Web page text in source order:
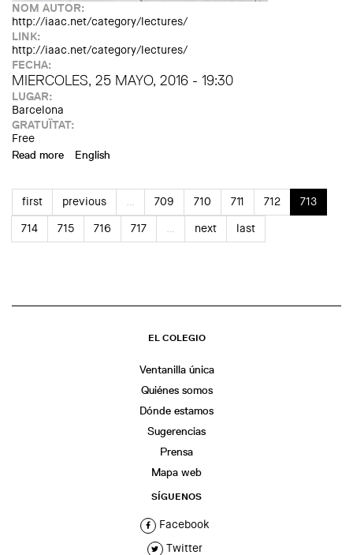
NOM AUTOR:
http://iaac.net/category/lectures/
LINK:
http://iaac.net/category/lectures/
FECHA:
MIERCOLES, 25 MAYO, 2016 - 19:30
LUGAR:
Barcelona
GRATUÏTAT:
Free
Read more about Conferència de Carmelo Zappulla. "External
English
first previous … 709 710 711 712
713
714
715 716 717 … next last
EL COLEGIO
Ventanilla única
Quiénes somos
Dónde estamos
Sugerencias
Prensa
Mapa web
SÍGUENOS
Facebook
Twitter